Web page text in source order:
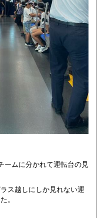
ームに分かれて運転台の見
ス越しにしか見れない運
。